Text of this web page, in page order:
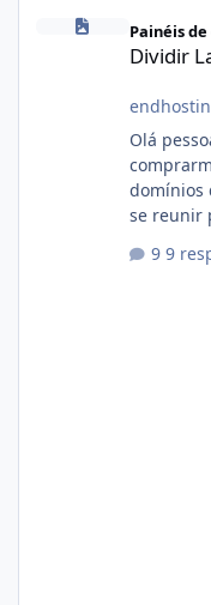
Dividir Lagom para 5
Painéis
Dividir
Olá
domínios
se reunir
9